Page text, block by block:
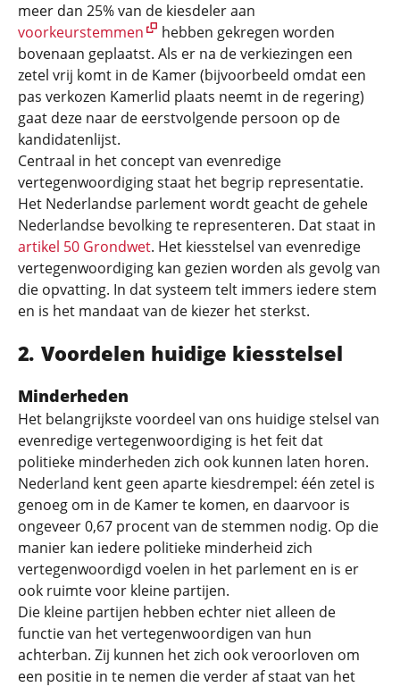
meer dan 25% van de kiesdeler aan
voorkeurstemmen
hebben gekregen worden
bovenaan geplaatst. Als er na de verkiezingen een
zetel vrij komt in de Kamer (bijvoorbeeld omdat een
pas verkozen Kamerlid plaats neemt in de regering)
gaat deze naar de eerstvolgende persoon op de
kandidatenlijst.
Centraal in het concept van evenredige
vertegenwoordiging staat het begrip representatie.
Het Nederlandse parlement wordt geacht de gehele
Nederlandse bevolking te representeren. Dat staat in
artikel 50 Grondwet. Het kiesstelsel van evenredige
vertegenwoordiging kan gezien worden als gevolg van
die opvatting. In dat systeem telt immers iedere stem
en is het mandaat van de kiezer het sterkst.
Voordelen huidige kiesstelsel
Minderheden
Het belangrijkste voordeel van ons huidige stelsel van
evenredige vertegenwoordiging is het feit dat
politieke minderheden zich ook kunnen laten horen.
Nederland kent geen aparte kiesdrempel: één zetel is
genoeg om in de Kamer te komen, en daarvoor is
ongeveer 0,67 procent van de stemmen nodig. Op die
manier kan iedere politieke minderheid zich
vertegenwoordigd voelen in het parlement en is er
ook ruimte voor kleine partijen.
Die kleine partijen hebben echter niet alleen de
functie van het vertegenwoordigen van hun
achterban. Zij kunnen het zich ook veroorloven om
een positie in te nemen die verder af staat van het